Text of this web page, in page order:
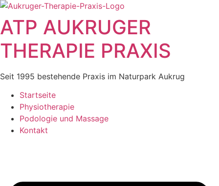
Zum
springen
ATP AUKRUGER
THERAPIE PRAXIS
Seit 1995 bestehende Praxis im Naturpark Aukrug
Startseite
Physiotherapie
Podologie und Massage
Kontakt